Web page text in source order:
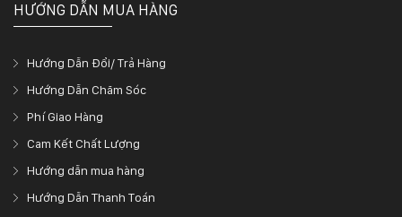
Đà
HƯỚNG DẪN MUA HÀNG
Hướng Dẫn Đổi/ Trả Hàng
Hướng Dẫn Chăm Sóc
Phí Giao Hàng
Cam Kết Chất Lượng
Hướng dẫn mua hàng
Hướng Dẫn Thanh Toán